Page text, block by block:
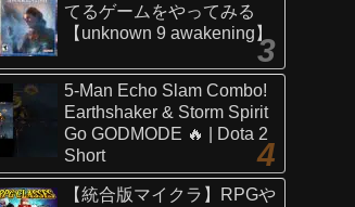
てるゲームをやってみる
【unknown 9 awakening】
5-Man Echo Slam Combo!
Earthshaker & Storm Spirit
Go GODMODE 🔥 | Dota 2
Short
【統合版マイクラ】RPGや